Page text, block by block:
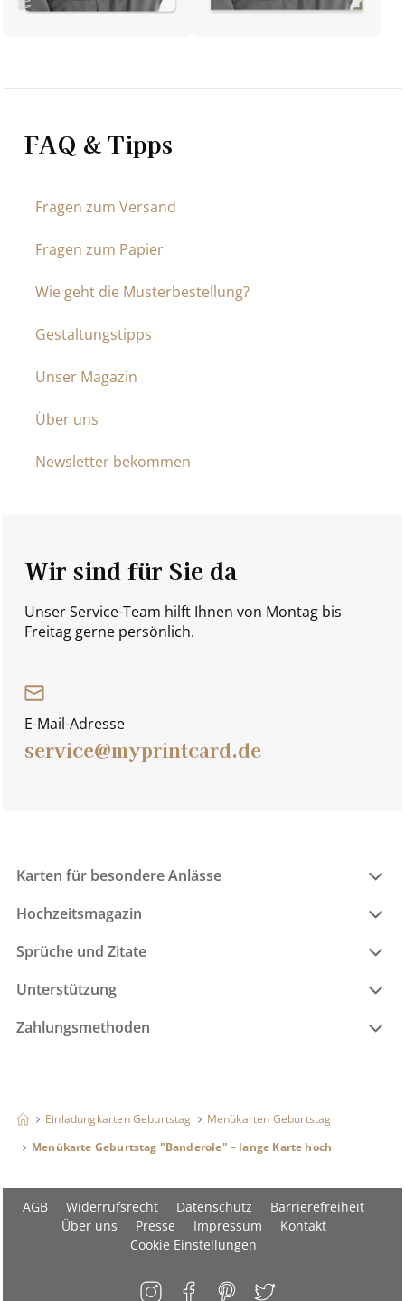
FAQ & Tipps
Fragen zum Versand
Fragen zum Papier
Wie geht die Musterbestellung?
Gestaltungstipps
Unser Magazin
Über uns
Newsletter bekommen
Wir sind für Sie da
Unser Service-Team hilft Ihnen von Montag bis
Freitag gerne persönlich.
E-Mail-Adresse
service@myprintcard.de
Karten für besondere Anlässe
Hochzeitsmagazin
Sprüche und Zitate
Unterstützung
Zahlungsmethoden
Einladungkarten Geburtstag
Menükarten Geburtstag
Menükarte Geburtstag "Banderole" – lange Karte hoch
AGB Widerrufsrecht Datenschutz
Barrierefreiheit
Über uns
Presse Impressum
Kontakt
Cookie Einstellungen